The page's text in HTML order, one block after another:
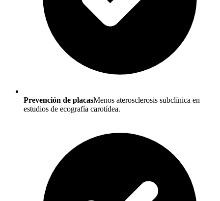
Prevención de placasMenos aterosclerosis subclínica en
estudios de ecografía carotídea.